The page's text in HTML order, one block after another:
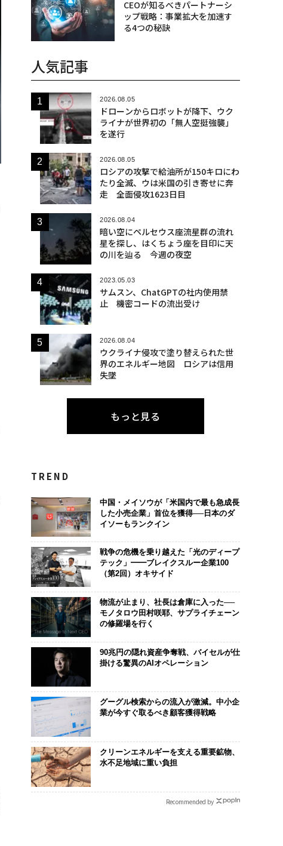
CEOが知るべきパートナーシ
ップ戦略：事業拡大を加速す
る4つの秘訣
人気記事
2026.08.05
ドローンからロボットが降下、ウク
ライナが世界初の「無人空挺強襲」
を遂行
2026.08.05
ロシアの攻撃で給油所が150キロにわ
たり全滅、ウは米国の引き寄せに奔
走 全面侵攻1623日目
2026.08.04
暗い空にペルセウス座流星群の流れ
星を探し、はくちょう座を目印に天
の川を辿る 今週の夜空
2023.05.03
サムスン、ChatGPTの社内使用禁
止 機密コードの流出受け
2026.08.04
ウクライナ侵攻で塗り替えられた世
界のエネルギー地図 ロシアは信用
失墜
もっと見る
TREND
中国・メイソウが「米国内で最も急成長
した小売企業」首位を獲得──日本のダ
イソーもランクイン
戦争の危機を乗り越えた「光のディープ
テック」━━ブレイクスルー企業100
（第2回）オキサイド
物流が止まり、社長は倉庫に入った──
モノタロウ田村咲耶、サプライチェーン
の修羅場を行く
90兆円の隠れ資産争奪戦、バイセルが仕
掛ける驚異のAIオペレーション
グーグル検索からの流入が激減。中小企
業が今すぐ取るべき顧客獲得戦略
クリーンエネルギーを支える重要鉱物、
水不足地域に重い負担
Recommended by